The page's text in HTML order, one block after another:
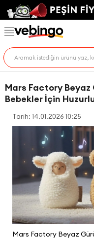
Mars Factory Beyaz
Bebekler İçin
Tarih: 14.01.2026 10:25
Mars Factory Beyaz